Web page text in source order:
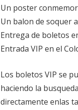
Un poster
Un balon de soquer
Entrega de boletos
Entrada VIP en el
Los boletos VIP se
haciendo la
directamente enlas